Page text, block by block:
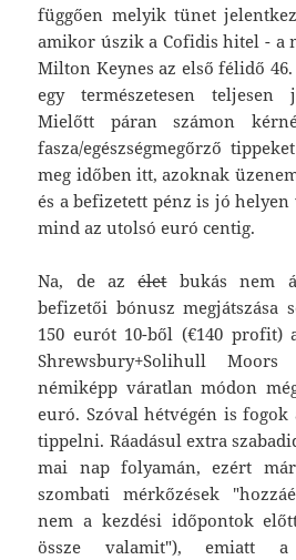
függően melyik tünet
amikor úszik a Cofidis hitel - a
Milton Keynes az első félidő
egy természetesen teljesen
Mielőtt páran számon
fasza/egészségmegőrző
meg időben itt, azoknak
és a befizetett pénz is jó
mind az utolsó euró centig.
Na, de azéletbukás nem
befizetői bónusz megjátszása
150 eurót 10-ből (€140 profit)
Shrewsbury+Solihull
némiképp váratlan módon
euró. Szóval hétvégén is fogok
tippelni. Ráadásul extra
mai nap folyamán, ezért
szombati mérkőzések
nem a kezdési időpontok
össze valamit"), emiatt a